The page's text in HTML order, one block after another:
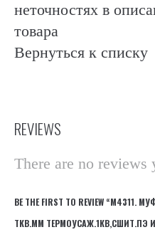
неточностях в
товара
Вернуться к списку
REVIEWS
There are no reviews
BE THE FIRST TO REVIEW
ТКВ.ММ ТЕРМОУСАЖ.1КВ,СШИТ.ПЭ И